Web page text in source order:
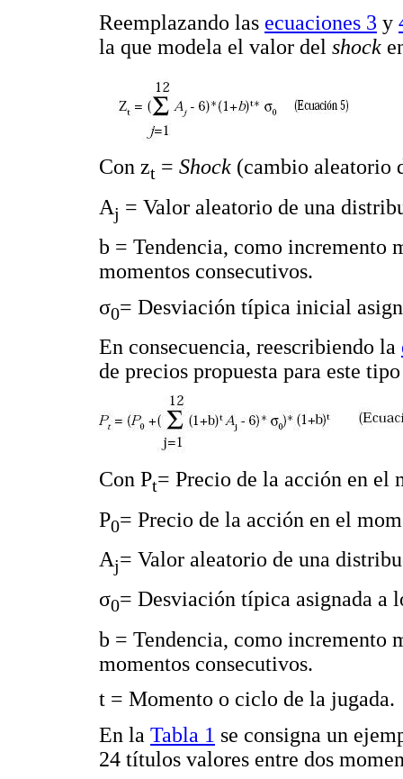
Reemplazando las ecuaciones 3 y
la que modela el valor del shock
Con zt = Shock (cambio aleatorio
Aj = Valor aleatorio de una
b = Tendencia, como incremento
momentos consecutivos.
σ0= Desviación típica inicial
En consecuencia, reescribiendo la
de precios propuesta para este
Con Pt= Precio de la acción en el
P0= Precio de la acción en el
Aj= Valor aleatorio de una
σ0= Desviación típica asignada a
b = Tendencia, como incremento
momentos consecutivos.
t = Momento o ciclo de la jugada.
En la Tabla 1 se consigna un
24 títulos valores entre dos